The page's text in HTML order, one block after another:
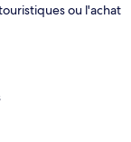
ou l'achat